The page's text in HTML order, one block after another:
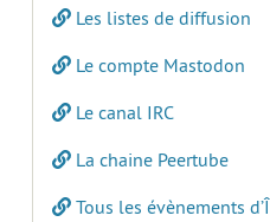
Les listes de diffusion
Le compte Mastodon
Le canal IRC
La chaine Peertube
Tous les évènements